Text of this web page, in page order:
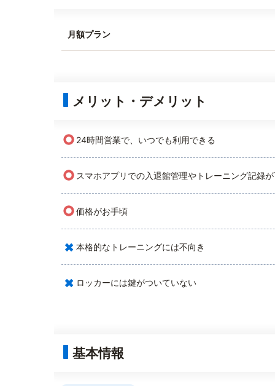
月額プラン
メリット・デメリット
○ 24時間営業で、いつでも利用できる
○ スマホアプリでの入退館管理やトレーニング記録
○価格がお手頃
× 本格的なトレーニングには不向き
× ロッカーには鍵がついていない
基本情報